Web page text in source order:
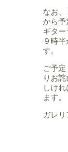
なお
から
ギタ
９時
す。
ご予
りお
しけ
ます。
ガレ